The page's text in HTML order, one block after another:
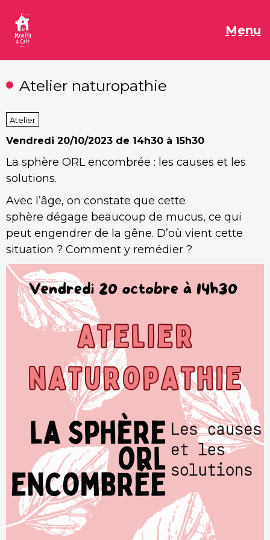
contenu
Menu
Atelier naturopathie
Atelier
Vendredi 20/10/2023 de 14h30 à 15h30
La sphère ORL encombrée : les causes et les
solutions.
Avec l’âge, on constate que cette
sphère dégage beaucoup de mucus, ce qui
peut engendrer de la gêne. D’où vient cette
situation ? Comment y remédier ?